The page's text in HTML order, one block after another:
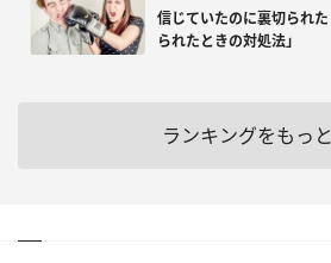
信じていたのに裏切られ
られたときの対処法」
ランキングをもっ